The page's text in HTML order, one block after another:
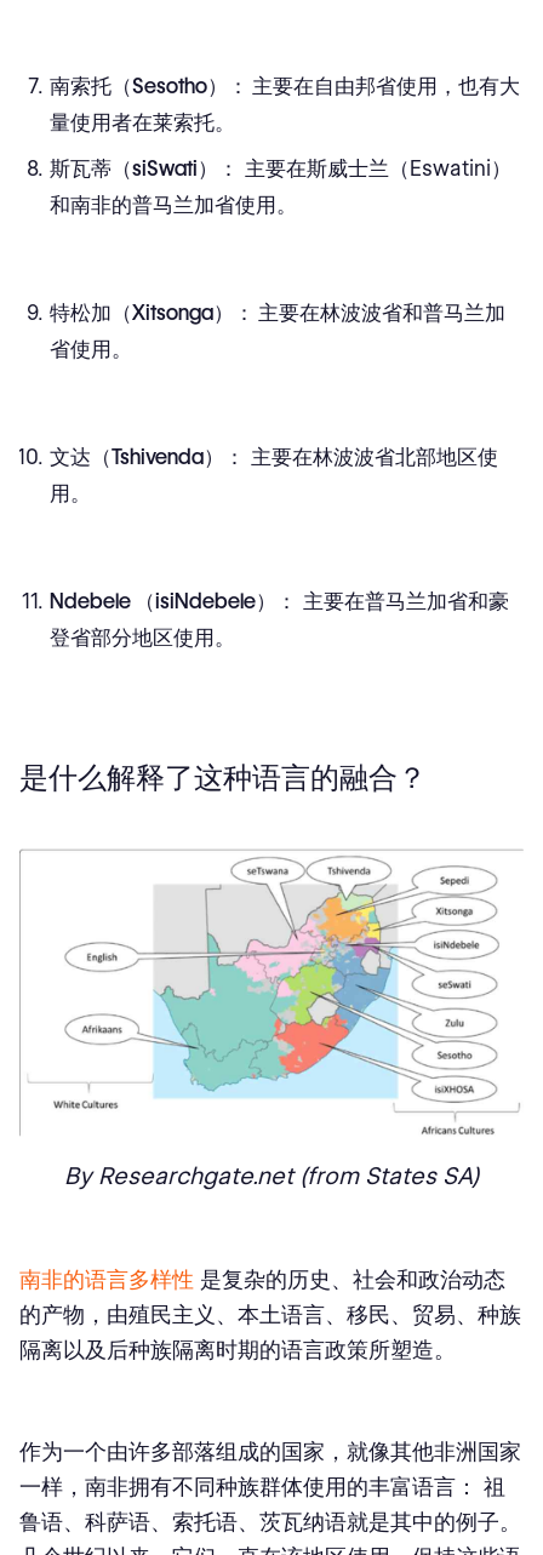
南索托（Sesotho）： 主要在自由邦省使用，也有大
量使用者在莱索托。
斯瓦蒂（siSwati）：
主要在斯威士兰（Eswatini）
和南非的普马兰加省使用。
特松加（Xitsonga）： 主要在林波波省和普马兰加
省使用。
文达（Tshivenda）：
主要在林波波省北部地区使
用。
Ndebele （isiNdebele）：
主要在普马兰加省和豪
登省部分地区使用。
是什么解释了这种语言的融合？
By Researchgate.net (from States SA)
南非的语言多样性 是复杂的历史、社会和政治动态
的产物，由殖民主义、本土语言、移民、贸易、种族
隔离以及后种族隔离时期的语言政策所塑造。
作为一个由许多部落组成的国家 ，就像其他非洲国家
一样，南非拥有不同种族群体使用的丰富语言： 祖
鲁语、科萨语、索托语、茨瓦纳语就是其中的例子。